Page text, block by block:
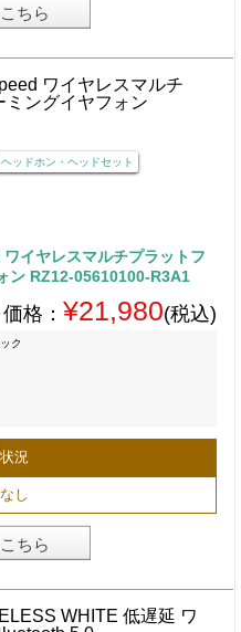
ちら
ヘッドホン・ヘッドセット
イヤレスマルチプラットフ
ン RZ12-05610100-R3A1
格： ¥21,980(税込)
ク
況
し
ちら